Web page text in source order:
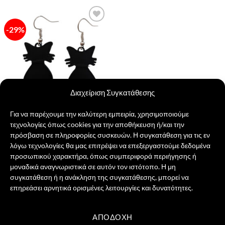
Διαχείριση Συγκατάθεσης
Για να παρέχουμε την καλύτερη εμπειρία, χρησιμοποιούμε
τεχνολογίες όπως cookies για την αποθήκευση ή/και την
πρόσβαση σε πληροφορίες συσκευών. Η συγκατάθεση για τις εν
λόγω τεχνολογίες θα μας επιτρέψει να επεξεργαστούμε δεδομένα
προσωπικού χαρακτήρα, όπως συμπεριφορά περιήγησης ή
μοναδικά αναγνωριστικά σε αυτόν τον ιστότοπο. Η μη
συγκατάθεση ή η ανάκληση της συγκατάθεσης, μπορεί να
επηρεάσει αρνητικά ορισμένες λειτουργίες και δυνατότητες.
ΑΠΟΔΟΧΉ
έχει
πολλαπλές
παραλλαγές.
επιλογές
μπορούν
σελίδα
του
προϊόντος
-29%
Πρόσθήκη
στην λίστα
επιθυμιών
Σκουλαρίκια Γατάκια
7,00€ Original
price
was:
7,00 €.
5,00€Η
τρέχουσα
τιμή
είναι:
5,00 €.
ΠΡΟΣΘΉΚΗ ΣΤΟ ΚΑΛΆΘΙ
Visa PayPal